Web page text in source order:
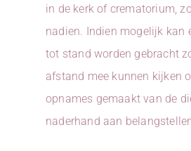
in de kerk of crematorium,
nadien. Indien mogelijk kan
tot stand worden gebracht
afstand mee kunnen kijken
opnames gemaakt van de
naderhand aan